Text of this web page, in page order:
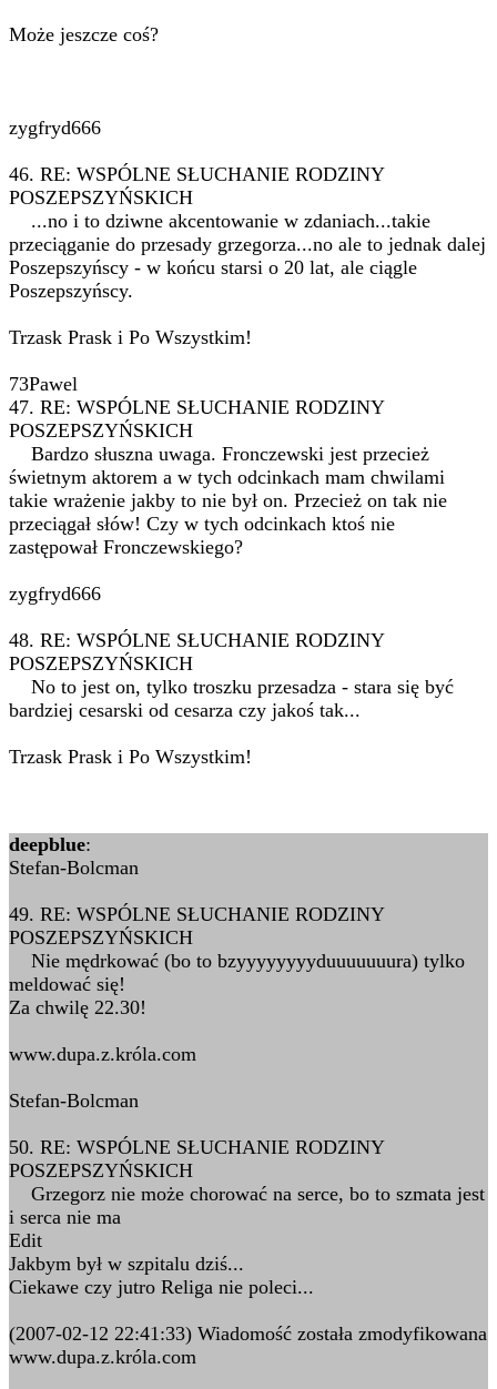
Może jeszcze coś?
zygfryd666
46. RE: WSPÓLNE SŁUCHANIE RODZINY
POSZEPSZYŃSKICH
...no i to dziwne akcentowanie w zdaniach...takie
przeciąganie do przesady grzegorza...no ale to jednak dalej
Poszepszyńscy - w końcu starsi o 20 lat, ale ciągle
Poszepszyńscy.
Trzask Prask i Po Wszystkim!
73Pawel
47. RE: WSPÓLNE SŁUCHANIE RODZINY
POSZEPSZYŃSKICH
Bardzo słuszna uwaga. Fronczewski jest przecież
świetnym aktorem a w tych odcinkach mam chwilami
takie wrażenie jakby to nie był on. Przecież on tak nie
przeciągał słów! Czy w tych odcinkach ktoś nie
zastępował Fronczewskiego?
zygfryd666
48. RE: WSPÓLNE SŁUCHANIE RODZINY
POSZEPSZYŃSKICH
No to jest on, tylko troszku przesadza - stara się być
bardziej cesarski od cesarza czy jakoś tak...
Trzask Prask i Po Wszystkim!
deepblue:
Stefan-Bolcman
49. RE: WSPÓLNE SŁUCHANIE RODZINY
POSZEPSZYŃSKICH
Nie mędrkować (bo to bzyyyyyyyyduuuuuuura) tylko
meldować się!
Za chwilę 22.30!
www.dupa.z.króla.com
Stefan-Bolcman
50. RE: WSPÓLNE SŁUCHANIE RODZINY
POSZEPSZYŃSKICH
Grzegorz nie może chorować na serce, bo to szmata jest
i serca nie ma
Edit
Jakbym był w szpitalu dziś...
Ciekawe czy jutro Religa nie poleci...
(2007-02-12 22:41:33) Wiadomość została zmodyfikowana
www.dupa.z.króla.com